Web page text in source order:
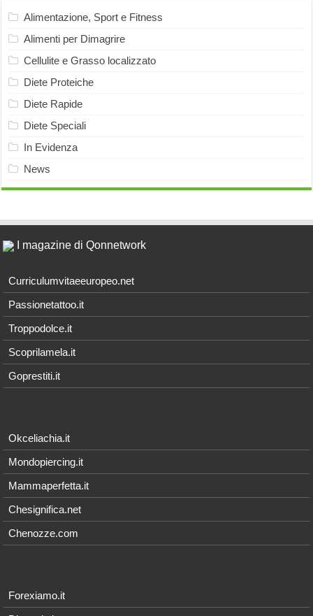
Alimentazione, Sport e Fitness
Alimenti per Dimagrire
Cellulite e Grasso localizzato
Diete Proteiche
Diete Rapide
Diete Speciali
In Evidenza
News
I magazine di Qonnetwork
Curriculumvitaeeuropeo.net
Passionetattoo.it
Troppodolce.it
Scoprilamela.it
Goprestiti.it
Okceliachia.it
Mondopiercing.it
Mammaperfetta.it
Chesignifica.net
Chenozze.com
Forexiamo.it